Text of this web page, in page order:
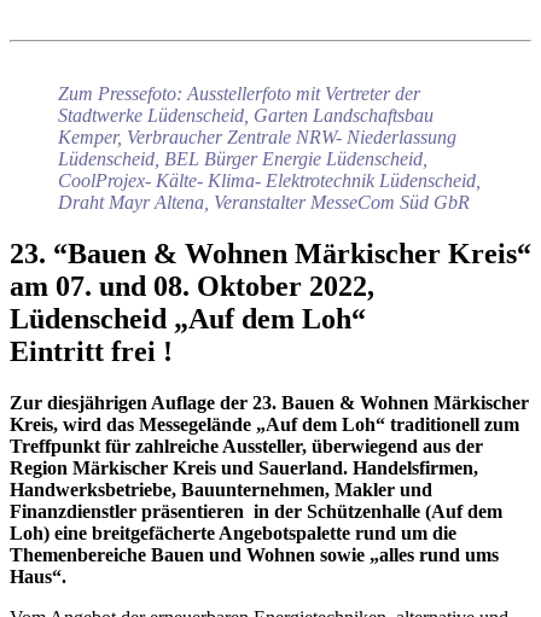
Zum Pressefoto: Ausstellerfoto mit Vertreter der
Stadtwerke Lüdenscheid, Garten Landschaftsbau
Kemper, Verbraucher Zentrale NRW- Niederlassung
Lüdenscheid, BEL Bürger Energie Lüdenscheid,
CoolProjex- Kälte- Klima- Elektrotechnik Lüdenscheid,
Draht Mayr Altena, Veranstalter MesseCom Süd GbR
23. “Bauen & Wohnen Märkischer Kreis“
am 07. und 08. Oktober 2022,
Lüdenscheid „Auf dem Loh“
Eintritt frei !
Zur diesjährigen Auflage der 23. Bauen & Wohnen Märkischer
Kreis, wird das Messegelände „Auf dem Loh“ traditionell zum
Treffpunkt für zahlreiche Aussteller, überwiegend aus der
Region Märkischer Kreis und Sauerland. Handelsfirmen,
Handwerksbetriebe, Bauunternehmen, Makler und
Finanzdienstler präsentieren in der Schützenhalle (Auf dem
Loh) eine breitgefächerte Angebotspalette rund um die
Themenbereiche Bauen und Wohnen sowie „alles rund ums
Haus“.